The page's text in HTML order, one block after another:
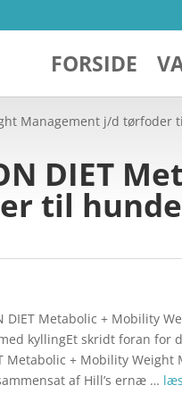
FORSIDE
Management j/d
DIET
til
DIET Metabolic + Mobility
kyllingEt skridt foran for
Metabolic + Mobility
af Hill’s ernæ …